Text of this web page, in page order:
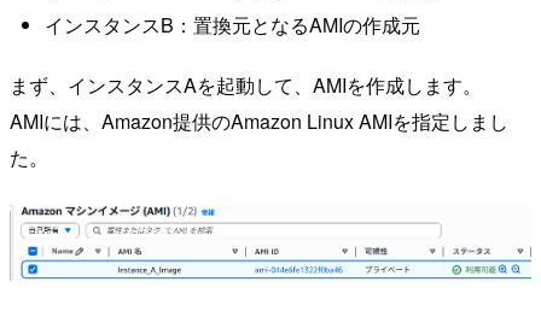
インスタンスB：置換元となるAMIの作成元
まず、インスタンスAを起動して、AMIを作成します。
AMIには、Amazon提供のAmazon Linux AMIを指定しまし
た。